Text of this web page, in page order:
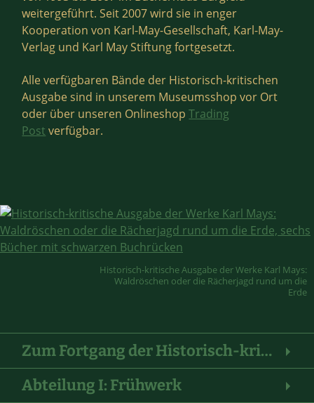
weitergeführt. Seit 2007 wird sie in enger
Kooperation von Karl-May-Gesellschaft, Karl-May-
Verlag und Karl May Stiftung fortgesetzt.
Alle verfügbaren Bände der Historisch-kritischen
Ausgabe sind in unserem Museumsshop vor Ort
oder über unseren OnlineshopTrading
Post verfügbar.
Historisch-kritische Ausgabe der Werke Karl Mays:
Waldröschen oder die Rächerjagd rund um die
Erde
Zum Fortgang der Historisch-kritischen Ausgabe
Abteilung I: Frühwerk